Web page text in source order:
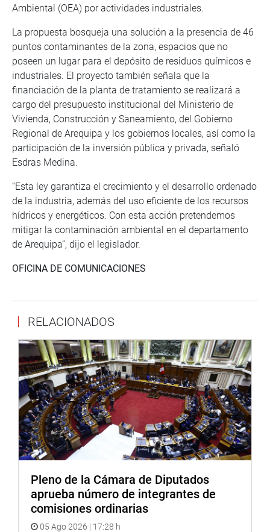
Ambiental (OEA) por actividades industriales.
La propuesta bosqueja una solución a la presencia de 46
puntos contaminantes de la zona, espacios que no
poseen un lugar para el depósito de residuos químicos e
industriales. El proyecto también señala que la
financiación de la planta de tratamiento se realizará a
cargo del presupuesto institucional del Ministerio de
Vivienda, Construcción y Saneamiento, del Gobierno
Regional de Arequipa y los gobiernos locales, así como la
participación de la inversión pública y privada, señaló
Esdras Medina.
“Esta ley garantiza el crecimiento y el desarrollo ordenado
de la industria, además del uso eficiente de los recursos
hídricos y energéticos. Con esta acción pretendemos
mitigar la contaminación ambiental en el departamento
de Arequipa”, dijo el legislador.
OFICINA DE COMUNICACIONES
RELACIONADOS
Pleno de la Cámara de Diputados
aprueba número de integrantes de
comisiones ordinarias
05 Ago 2026 | 17:28 h